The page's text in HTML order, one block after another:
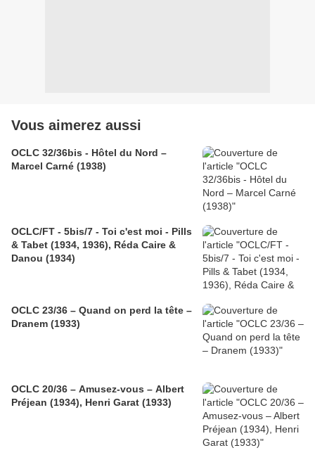
Vous aimerez aussi
OCLC 32/36bis - Hôtel du Nord –
Marcel Carné (1938)
OCLC/FT - 5bis/7 - Toi c'est moi - Pills
& Tabet (1934, 1936), Réda Caire &
Danou (1934)
OCLC 23/36 – Quand on perd la tête –
Dranem (1933)
OCLC 20/36 – Amusez-vous – Albert
Préjean (1934), Henri Garat (1933)